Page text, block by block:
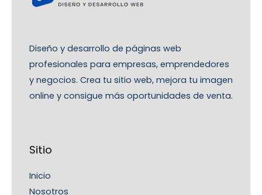
Diseño y desarrollo de páginas web
profesionales para empresas, emprendedores
y negocios. Crea tu sitio web, mejora tu imagen
online y consigue más oportunidades de venta.
Sitio
Inicio
Nosotros